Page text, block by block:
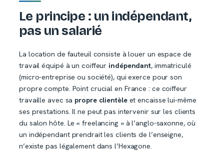
Le principe : un indépendant,
pas un salarié
La location de fauteuil consiste à louer un espace de
travail équipé à un coiffeur indépendant, immatriculé
(micro-entreprise ou société), qui exerce pour son
propre compte. Point crucial en France : ce coiffeur
travaille avec sa propre clientèleet encaisse lui-même
ses prestations. Il ne peut pas intervenir sur les clients
du salon hôte. Le « freelancing » à l’anglo-saxonne, où
un indépendant prendrait les clients de l’enseigne,
n’existe pas légalement dans l’Hexagone.